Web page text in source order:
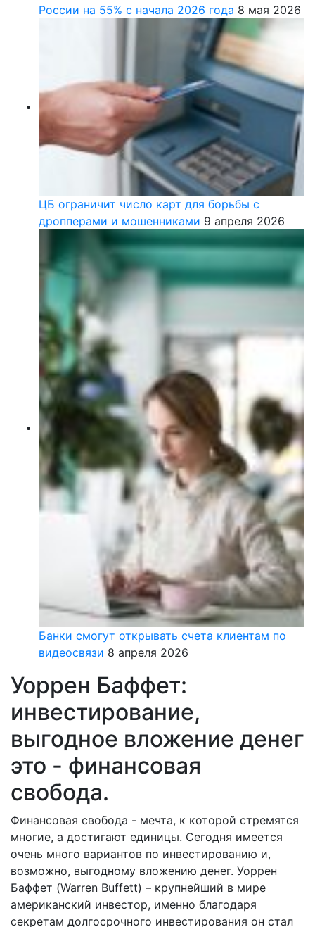
России на 55% с начала 2026 года 8 мая 2026
ЦБ ограничит число карт для борьбы с
дропперами и мошенниками 9 апреля 2026
Банки смогут открывать счета клиентам по
видеосвязи 8 апреля 2026
Уоррен Баффет:
инвестирование,
выгодное вложение денег
это - финансовая
свобода.
Финансовая свобода - мечта, к которой стремятся
многие, а достигают единицы. Сегодня имеется
очень много вариантов по инвестированию и,
возможно, выгодному вложению денег. Уоррен
Баффет (Warren Buffett) – крупнейший в мире
американский инвестор, именно благодаря
секретам долгосрочного инвестирования он стал